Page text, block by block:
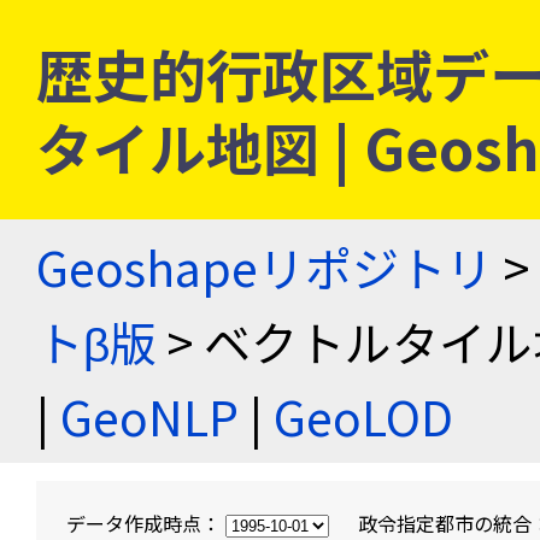
歴史的行政区域デ
タイル地図 |
Geoshapeリポジトリ >
トβ版 > ベクトルタイ
| GeoNLP | GeoLOD
データ作成時点： 政令指定都市の統